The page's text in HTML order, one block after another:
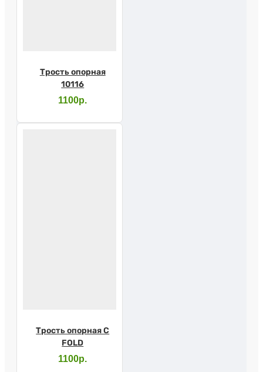
Трость опорная
10116
1100р.
Трость опорная C
FOLD
1100р.